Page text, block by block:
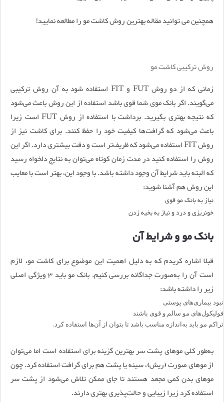
همچنین می توانید مقاله بهترین روش کاشت مو را مطالعه نمایید!
روش ترکیبی کاشت مو
زمانی که از دو روش FUT و FIT استفاده شود به آن روش ترکیبی
می‌گویند. اگر بانک موی شما قوی باشد استفاده از این روش باعث می‌شود
که نتیجه بهتری بگیرید. برداشت با استفاده از روش FUT است زیرا
باعث می‌شود که گرافت‌ها کیفیت خود را حفظ کنند. برای کاشت نیز از
روش FIT استفاده می‌شود که ظریف‌تر است و دقت بیشتری دارد. اگر این
روش را استفاده کنید در مدت زمان کوتاه می‌توان به نتایج دلخواه رسید
که البته باید شرایط آن وجود داشته باشد. با وجود این، بهتر است با معایب
این روش هم آشنا شوید:
نیاز به بانک مو قوی
خونریزی و درد و نیاز به بخیه زدن
بانک مو و شرایط آن
قبلا اشاره کریدم که به دلیل اهمیت این موضوع برای کاشت مو، لازم
است آن را به‌صورت جداگانه بررسی کنیم. بانک مو باید 3 ویژگی اصلی
زیر را داشته باشد:
نبود بیماری‌های پوستی
فولیکول‌های مو سالم و قوی باشند
تراکم مو باید به‌اندازه مناسب باشد تا بتوان از آن‌ها استفاده کرد.
به‌طور کلی موهای پشت سر بهترین گزینه برای استفاده است اما می‌توان
از موهای صورت (ریش)، سینه یا پشت هم برای گرافت استفاده کرد. چون
موهای بدن کمی مجعد هستند تا جای ممکن تلاش می‌شود از پشت سر
استفاده کرد زیرا زیبایی و حالت‌پذیری بهتری دارند.